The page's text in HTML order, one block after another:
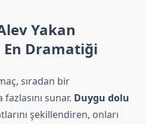
Yakan
Dramatiği
sıradan bir
sunar. Duygu dolu
şekillendiren, onları